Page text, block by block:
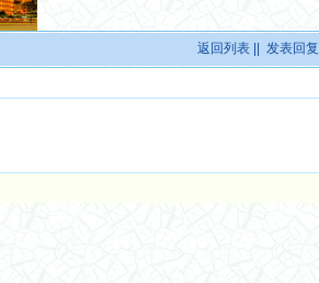
返回列表 ||发表回复